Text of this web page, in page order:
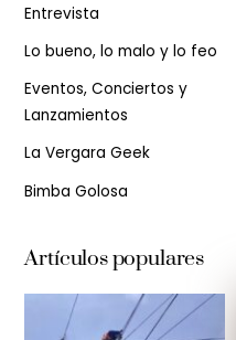
Entrevista
Lo bueno, lo malo y lo feo
Eventos, Conciertos y
Lanzamientos
La Vergara Geek
Bimba Golosa
Artículos populares